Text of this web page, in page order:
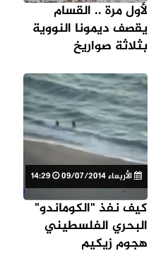
لأول مرة .. القسام
يقصف ديمونا النووية
بثلاثة صواريخ
الأربعاء 09/07/2014
كيف نفذ "الكوماندو"
البحري الفلسطيني
هجوم زيكيم